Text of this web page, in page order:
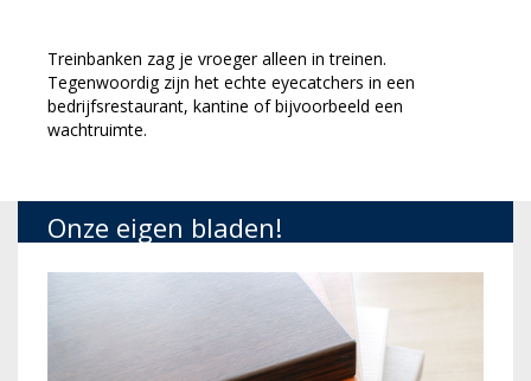
Treinbanken zag je vroeger alleen in treinen.
Tegenwoordig zijn het echte eyecatchers in een
bedrijfsrestaurant, kantine of bijvoorbeeld een
wachtruimte.
Onze eigen bladen!